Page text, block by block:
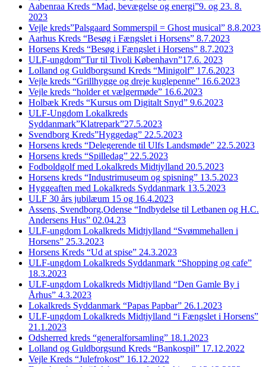
Aabenraa Kreds “Mad, bevægelse og energi”9. og 23. 8.
2023
Vejle kreds”Palsgaard Sommerspil = Ghost musical” 8.8.2023
Aarhus Kreds “Besøg i Fængslet i Horsens” 8.7.2023
Horsens Kreds “Besøg i Fængslet i Horsens” 8.7.2023
ULF-ungdom”Tur til Tivoli København”17.6. 2023
Lolland og Guldborgsund Kreds “Minigolf” 17.6.2023
Vejle kreds “Grillhygge og dreje kuglepenne” 16.6.2023
Vejle kreds “holder et vælgermøde” 16.6.2023
Holbæk Kreds “Kursus om Digitalt Snyd” 9.6.2023
ULF-Ungdom Lokalkreds
Syddanmark”Klatrepark”27.5.2023
Svendborg Kreds”Hyggedag” 22.5.2023
Horsens kreds “Delegerende til Ulfs Landsmøde” 22.5.2023
Horsens kreds “Spilledag” 22.5.2023
Fodboldgolf med Lokalkreds Midtjylland 20.5.2023
Horsens kreds “Industrimuseum og spisning” 13.5.2023
Hyggeaften med Lokalkreds Syddanmark 13.5.2023
ULF 30 års jubilæum 15 og 16.4.2023
Assens, Svendborg,Odense “Indbydelse til Letbanen og H.C.
Andersens Hus” 02.04.23
ULF-ungdom Lokalkreds Midtjylland “Svømmehallen i
Horsens” 25.3.2023
Horsens Kreds “Ud at spise” 24.3.2023
ULF-ungdom Lokalkreds Syddanmark “Shopping og cafe”
18.3.2023
ULF-ungdom Lokalkreds Midtjylland “Den Gamle By i
Århus” 4.3.2023
Lokalkreds Syddanmark “Papas Papbar” 26.1.2023
ULF-ungdom Lokalkreds Midtjylland “i Fængslet i Horsens”
21.1.2023
Odsherred kreds “generalforsamling” 18.1.2023
Lolland og Guldborgsund Kreds “Bankospil” 17.12.2022
Vejle Kreds “Julefrokost” 16.12.2022